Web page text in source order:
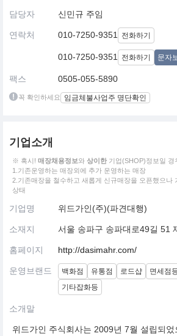
담당자 신민규 주임
연락처 010-7250-9351 전화하기
010-7250-9351 전화하기 문자
팩스 0505-055-5890
꼭 확인하세요 임금체불사업주 명단확인
기업소개
※ 혹시! 매장채용정보와 상이한 기업(SHOP)정보일 경
1.기존운영하는 매장외에 추가 운영하는 매장
2.기존매장을 철수하고 새롭게 신규매장을 오픈했으나
상태
기업명 위드가인(주)(파견대행)
소재지 서울 송파구 송파대로49길 51
홈페이지 http://dasimahr.com/
운영브랜드 백화점 유통점 로드샵 면세점
기타잡화등
소개말
위드가인 주식회사는 2009년 7월 설립되